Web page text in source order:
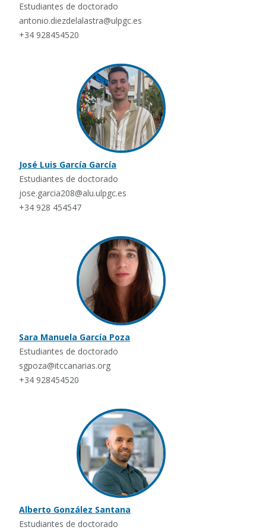
Estudiantes de doctorado
antonio.diezdelalastra@ulpgc.es
+34 928454520
José Luis García García
Estudiantes de doctorado
jose.garcia208@alu.ulpgc.es
+34 928 454547
Sara Manuela García Poza
Estudiantes de doctorado
sgpoza@itccanarias.org
+34 928454520
Alberto González Santana
Estudiantes de doctorado